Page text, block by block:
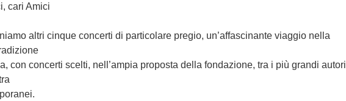
cari Amici
altri cinque concerti di particolare pregio, un’affascinante viaggio nella
con concerti scelti, nell’ampia proposta della fondazione, tra i più grandi autori